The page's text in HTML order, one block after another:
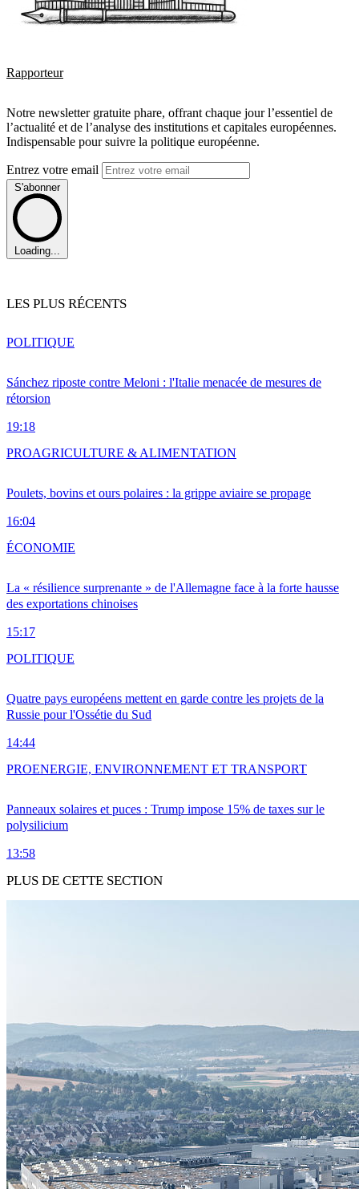
Rapporteur
Notre newsletter gratuite phare, offrant chaque jour l’essentiel de
l’actualité et de l’analyse des institutions et capitales européennes.
Indispensable pour suivre la politique européenne.
Entrez votre email
S'abonner
Loading...
LES PLUS RÉCENTS
Sánchez riposte contre Meloni : l'Italie menacée de mesures de
rétorsion
19:18
POLITIQUE
Poulets, bovins et ours polaires : la grippe aviaire se propage
16:04
PROAGRICULTURE & ALIMENTATION
La « résilience surprenante » de l'Allemagne face à la forte hausse
des exportations chinoises
15:17
ÉCONOMIE
Quatre pays européens mettent en garde contre les projets de la
Russie pour l'Ossétie du Sud
14:44
POLITIQUE
Panneaux solaires et puces : Trump impose 15% de taxes sur le
polysilicium
13:58
PROENERGIE, ENVIRONNEMENT ET TRANSPORT
PLUS DE CETTE SECTION